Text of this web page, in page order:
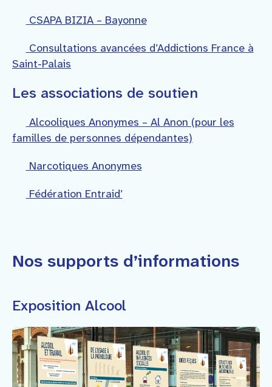
CSAPA BIZIA – Bayonne
Consultations avancées d’Addictions France à
Saint-Palais
Les associations de soutien
Alcooliques Anonymes – Al Anon (pour les
familles de personnes dépendantes)
Narcotiques Anonymes
Fédération Entraid’
Nos supports d’informations
Exposition Alcool